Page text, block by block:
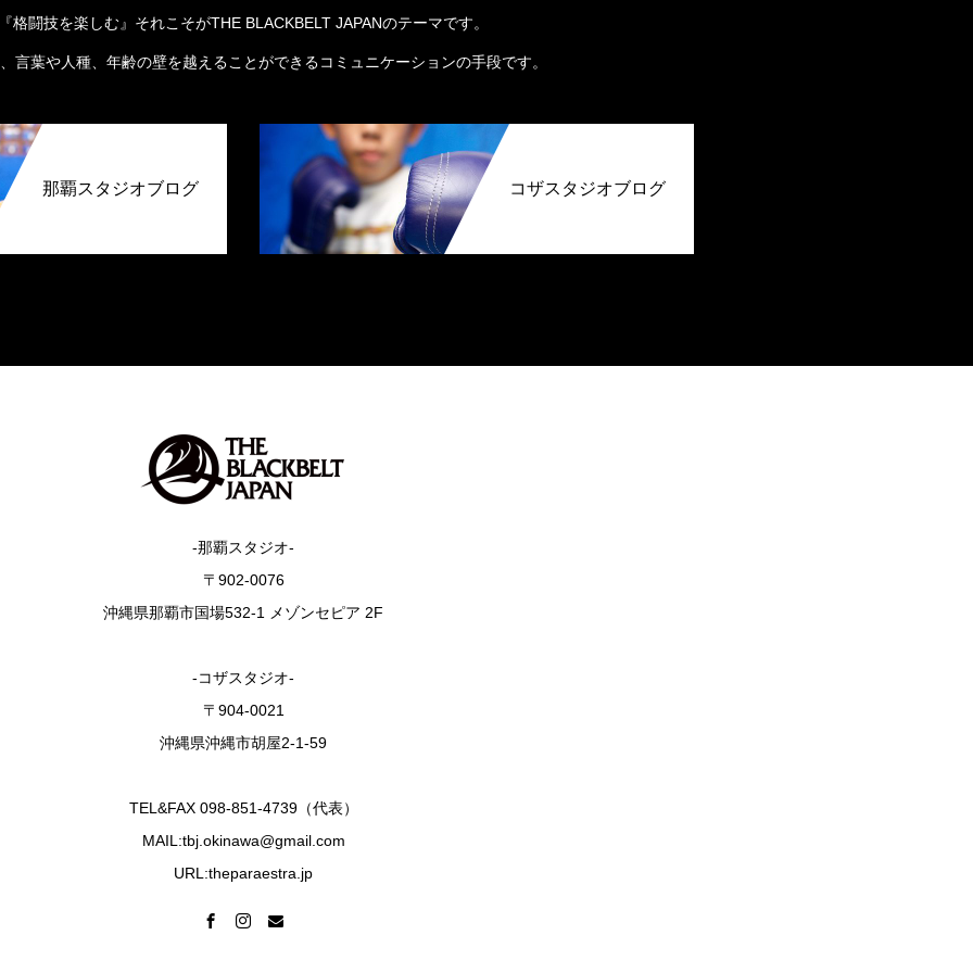
格闘技を楽しむ』それこそがTHE BLACKBELT JAPANのテーマです。
言葉や人種、年齢の壁を越えることができるコミュニケーションの手段です。
那覇スタジオブログ コザスタジオブログ
-那覇スタジオ-
〒902-0076
沖縄県那覇市国場532-1 メゾンセピア 2F
-コザスタジオ-
〒904-0021
沖縄県沖縄市胡屋2-1-59
TEL&FAX 098-851-4739（代表）
MAIL:tbj.okinawa@gmail.com
URL:theparaestra.jp